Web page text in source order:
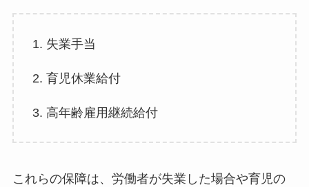
1. 失業手当
2. 育児休業給付
3. 高年齢雇用継続給付
これらの保障は、労働者が失業した場合や育児の